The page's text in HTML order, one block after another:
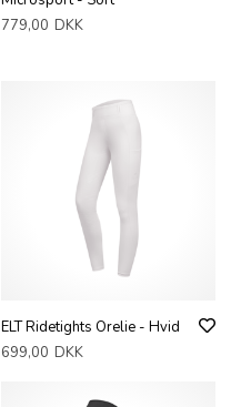
779,00 DKK
ELT Ridetights Orelie - Hvid
699,00 DKK